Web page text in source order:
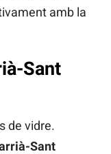
amb la
Sant
de vidre.
Sant